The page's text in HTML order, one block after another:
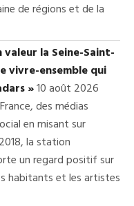
de régions et de la
la Seine-Saint-
vivre-ensemble qui
»10 août 2026
des médias
en misant sur
la station
un regard positif sur
habitants et les artistes